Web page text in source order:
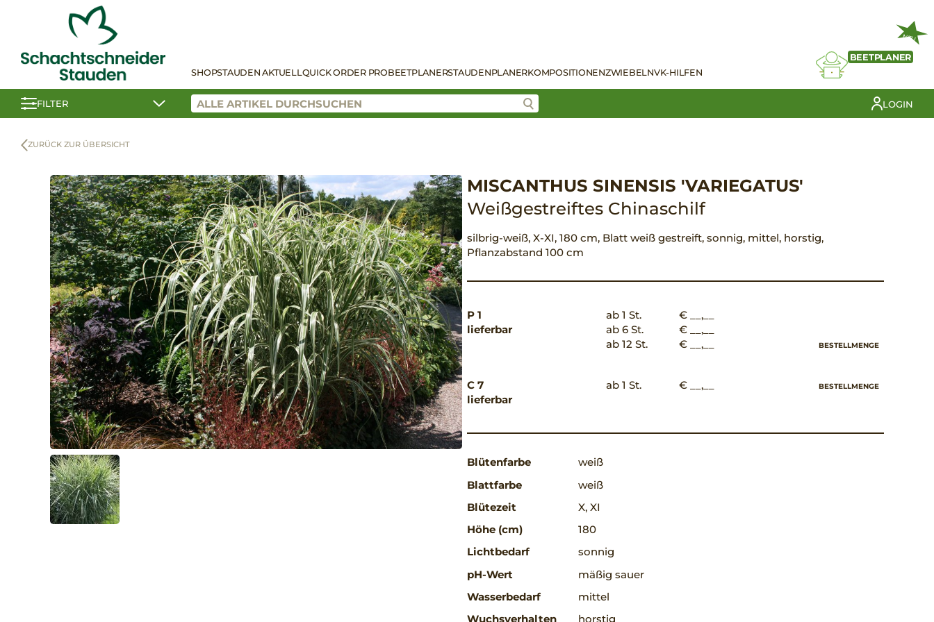
SHOPSTAUDEN AKTUELLQUICK ORDER PROBEETPLANERSTAUDENPLANERKOMPOSITIONENZWIEBELNVK-HILFEN
NEU
BEETPLANER
FILTER LOGIN
ZURÜCK ZUR ÜBERSICHT
MISCANTHUS SINENSIS 'VARIEGATUS'
Weißgestreiftes Chinaschilf
silbrig-weiß, X-XI, 180 cm, Blatt weiß gestreift, sonnig, mittel, horstig,
Pflanzabstand 100 cm
P 1
lieferbar
ab 1 St.
€ __,__
ab 6 St.
€ __,__
ab 12 St.
€ __,__ BESTELLMENGE
C 7
lieferbar
ab 1 St. € __,__ BESTELLMENGE
Blütenfarbe
weiß
Blattfarbe
weiß
Blütezeit
X, XI
Höhe (cm)
180
Lichtbedarf
sonnig
pH-Wert
mäßig sauer
Wasserbedarf
mittel
Wuchsverhalten
horstig